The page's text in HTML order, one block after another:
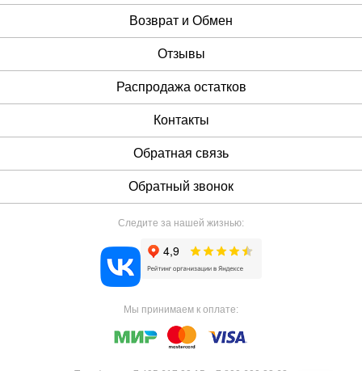
Возврат и Обмен
Отзывы
Распродажа остатков
Контакты
Обратная связь
Обратный звонок
Следите за нашей жизнью:
Мы принимаем к оплате: